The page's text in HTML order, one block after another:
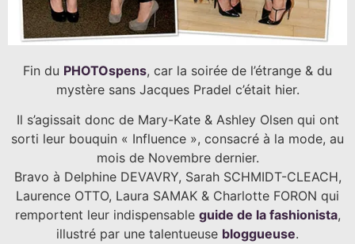
Fin du PHOTOspens, car la soirée de l’étrange & du
mystère sans Jacques Pradel c’était hier.
Il s’agissait donc de Mary-Kate & Ashley Olsen qui ont
sorti leur bouquin « Influence », consacré à la mode, au
mois de Novembre dernier.
Bravo à Delphine DEVAVRY, Sarah SCHMIDT-CLEACH,
Laurence OTTO, Laura SAMAK & Charlotte FORON qui
remportent leur indispensable guide de la fashionista,
illustré par une talentueuse bloggueuse.